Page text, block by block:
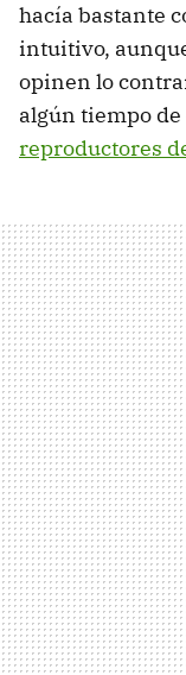
hacía bastante
intuitivo,
opinen lo
algún tiempo
reproductores